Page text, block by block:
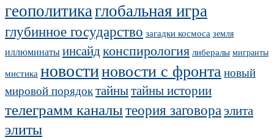
геополитикаглобальная игра
глубинное государство загадки космоса земля
иллюминатыинсайдконспирология либералы мигранты
мистика новостиновости с фронтановый
мировой порядоктайнытайны истории
телеграмм каналытеория заговораэлита
элиты